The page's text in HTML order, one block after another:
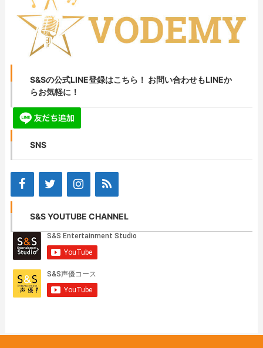
S&Sの公式LINE登録はこちら！ お問い合わせもLINEか
らお気軽に！
SNS
S&S YOUTUBE CHANNEL